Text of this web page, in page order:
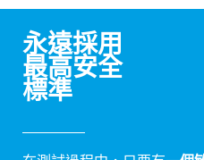
永遠採用
最高安全
標準